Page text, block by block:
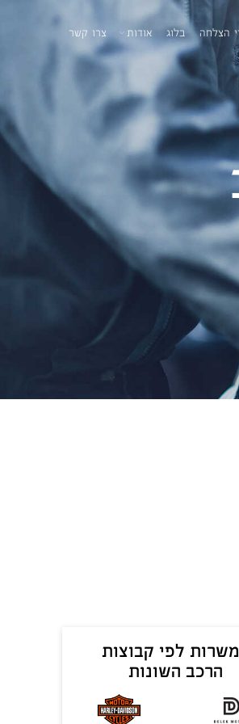
הצלחה בלוג אודות צרו קשר
לפי קבוצות
הרכב השונות